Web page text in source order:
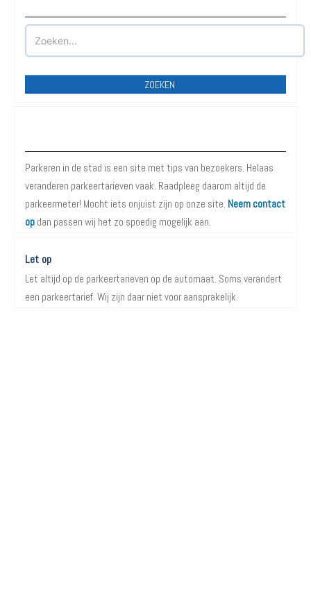
ZOEKEN
Parkeren in de stad is een site met tips van bezoekers. Helaas
veranderen parkeertarieven vaak. Raadpleeg daarom altijd de
parkeermeter! Mocht iets onjuist zijn op onze site. Neem contact
op dan passen wij het zo spoedig mogelijk aan.
Let op
Let altijd op de parkeertarieven op de automaat. Soms verandert
een parkeertarief. Wij zijn daar niet voor aansprakelijk.